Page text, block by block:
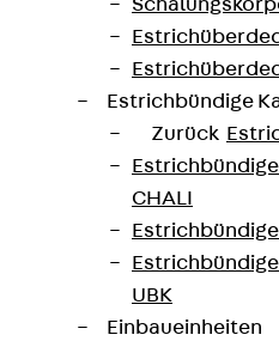
Estrichbündige
Zurück
CHALI
UBK
Einbaueinheiten